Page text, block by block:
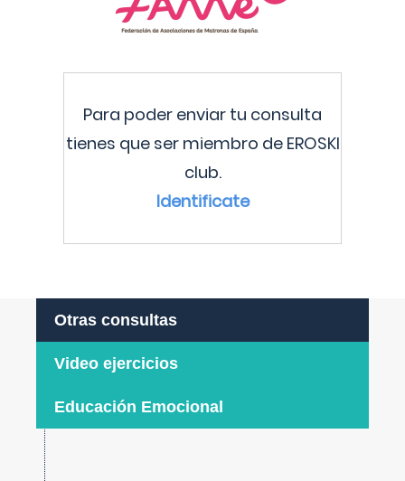
Para poder enviar tu consulta
tienes que ser miembro de EROSKI
club.
Identificate
Otras consultas
Video ejercicios
Educación Emocional